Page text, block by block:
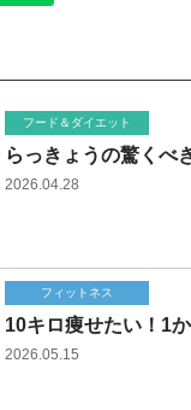
フード＆ダイエット
らっきょうの驚くべ
2026.04.28
フィットネス
10キロ痩せたい！1
2026.05.15